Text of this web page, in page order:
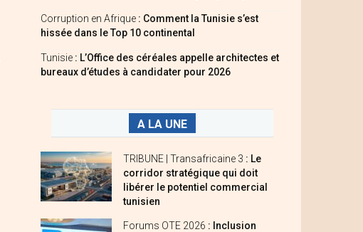
Corruption en Afrique : Comment la Tunisie s’est
hissée dans le Top 10 continental
Tunisie : L’Office des céréales appelle architectes et
bureaux d’études à candidater pour 2026
A LA UNE
TRIBUNE | Transafricaine 3 : Le
corridor stratégique qui doit
libérer le potentiel commercial
tunisien
Forums OTE 2026 : Inclusion